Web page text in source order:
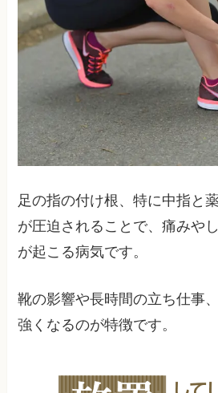
足の指の付け根、特に中指と
が圧迫されることで、痛みや
が起こる病気です。
靴の影響や長時間の立ち仕事
強くなるのが特徴です。